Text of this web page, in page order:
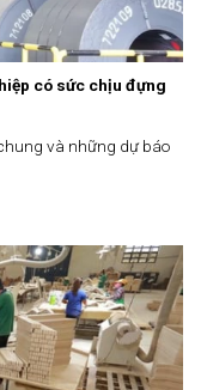
có sức chịu đựng
và những dự báo